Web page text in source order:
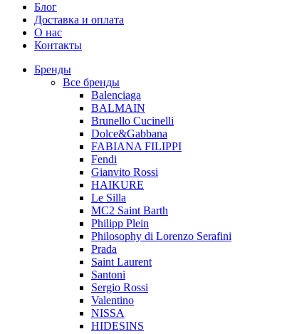
Блог
Доставка и оплата
О нас
Контакты
Бренды
Все бренды
Balenciaga
BALMAIN
Brunello Cucinelli
Dolce&Gabbana
FABIANA FILIPPI
Fendi
Gianvito Rossi
HAIKURE
Le Silla
MC2 Saint Barth
Philipp Plein
Philosophy di Lorenzo Serafini
Prada
Saint Laurent
Santoni
Sergio Rossi
Valentino
NISSA
HIDESINS